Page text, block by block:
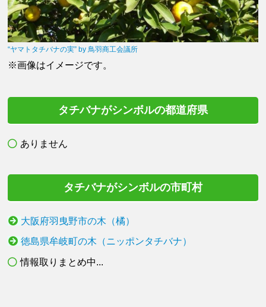
“ヤマトタチバナの実” by 鳥羽商工会議所
※画像はイメージです。
タチバナがシンボルの都道府県
ありません
タチバナがシンボルの市町村
大阪府羽曳野市の木（橘）
徳島県牟岐町の木（ニッポンタチバナ）
情報取りまとめ中...